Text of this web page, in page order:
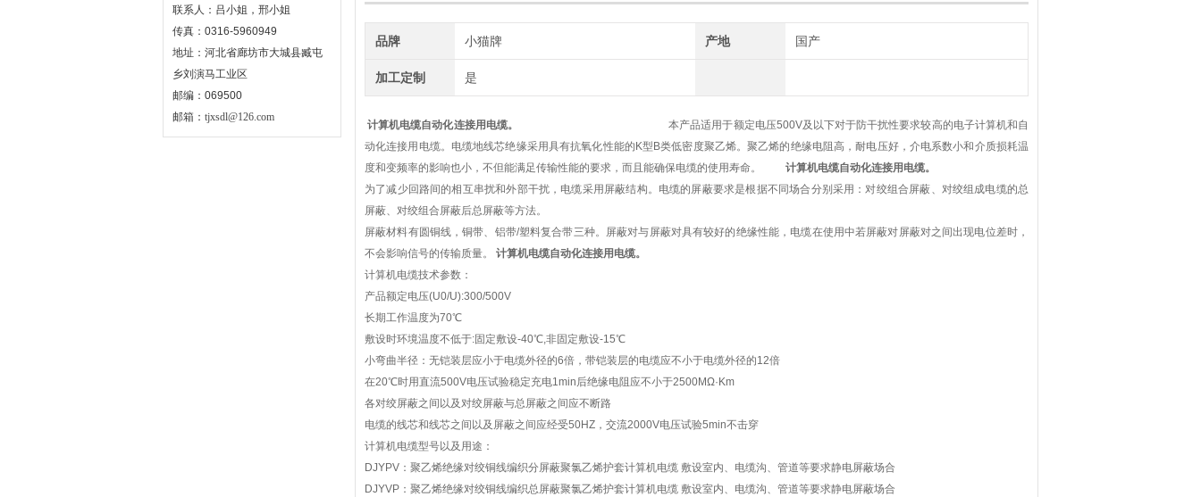
联系人：吕小姐，邢小姐
传真：0316-5960949
地址：河北省廊坊市大城县臧屯
乡刘演马工业区
邮编：069500
邮箱： tjxsdl@126.com
品牌 小猫牌 产地 国产
加工定制 是
计算机电缆自动化连接用电缆。
本产品适用于额定电压500V及以下对于防干扰性要求较高的电子计算机和自
动化连接用电缆。电缆地线芯绝缘采用具有抗氧化性能的K型B类低密度聚乙烯。聚乙烯的绝缘电阻高，耐电压好，介电系数小和介质损耗温
度和变频率的影响也小，不但能满足传输性能的要求，而且能确保电缆的使用寿命。 计算机电缆自动化连接用电缆。
为了减少回路间的相互串扰和外部干扰，电缆采用屏蔽结构。电缆的屏蔽要求是根据不同场合分别采用：对绞组合屏蔽、对绞组成电缆的总
屏蔽、对绞组合屏蔽后总屏蔽等方法。
屏蔽材料有圆铜线，铜带、铝带/塑料复合带三种。屏蔽对与屏蔽对具有较好的绝缘性能，电缆在使用中若屏蔽对屏蔽对之间出现电位差时，
不会影响信号的传输质量。 计算机电缆自动化连接用电缆。
计算机电缆技术参数：
产品额定电压(U0/U):300/500V
长期工作温度为70℃
敷设时环境温度不低于:固定敷设-40℃,非固定敷设-15℃
小弯曲半径：无铠装层应小于电缆外径的6倍，带铠装层的电缆应不小于电缆外径的12倍
在20℃时用直流500V电压试验稳定充电1min后绝缘电阻应不小于2500MΩ·Km
各对绞屏蔽之间以及对绞屏蔽与总屏蔽之间应不断路
电缆的线芯和线芯之间以及屏蔽之间应经受50HZ，交流2000V电压试验5min不击穿
计算机电缆型号以及用途：
DJYPV：聚乙烯绝缘对绞铜线编织分屏蔽聚氯乙烯护套计算机电缆 敷设室内、电缆沟、管道等要求静电屏蔽场合
DJYVP：聚乙烯绝缘对绞铜线编织总屏蔽聚氯乙烯护套计算机电缆 敷设室内、电缆沟、管道等要求静电屏蔽场合